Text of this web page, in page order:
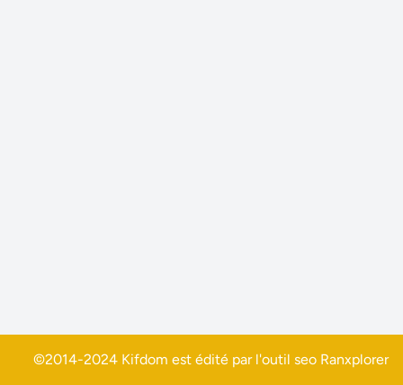
©2014-2024 Kifdom est édité par l'outil seo Ranxplorer